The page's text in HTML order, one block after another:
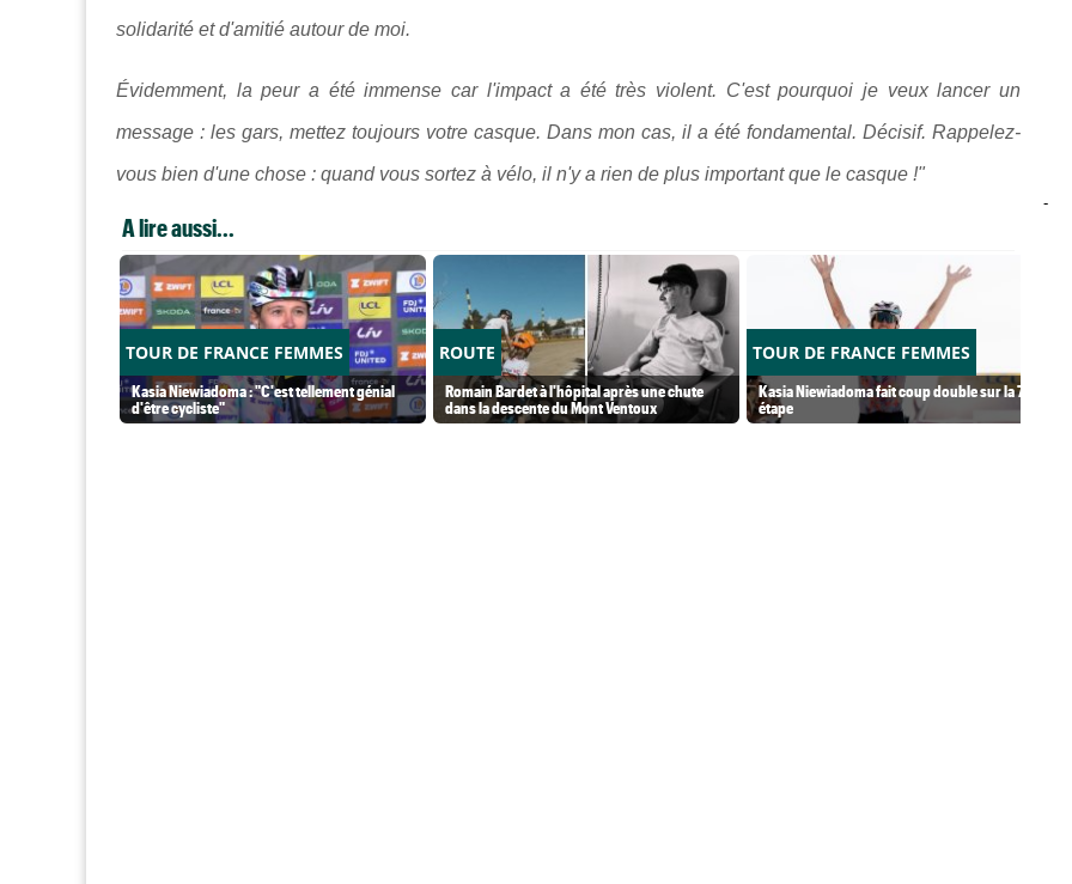
solidarité et d'amitié autour de moi.
Évidemment, la peur a été immense car l'impact a été très violent. C'est pourquoi je veux lancer un
message : les gars, mettez toujours votre casque. Dans mon cas, il a été fondamental. Décisif. Rappelez-
vous bien d'une chose : quand vous sortez à vélo, il n'y a rien de plus important que le casque !"
A lire aussi...
TOUR DE FRANCE FEMMES
Kasia Niewiadoma : "C'est tellement génial
d'être cycliste"
ROUTE
Romain Bardet à l'hôpital après une chute
dans la descente du Mont Ventoux
TOUR DE FRANCE FEMMES
Kasia Niewiadoma fait coup double sur la 7e
étape
-